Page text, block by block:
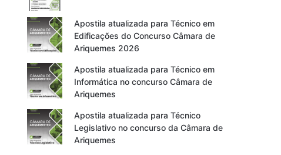
Apostila atualizada para Técnico em
Edificações do Concurso Câmara de
Ariquemes 2026
Apostila atualizada para Técnico em
Informática no concurso Câmara de
Ariquemes
Apostila atualizada para Técnico
Legislativo no concurso da Câmara de
Ariquemes